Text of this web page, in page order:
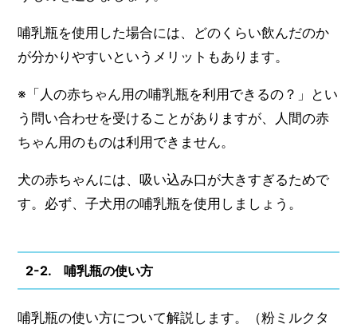
哺乳瓶を使用した場合には、どのくらい飲んだのか
が分かりやすいというメリットもあります。
※「人の赤ちゃん用の哺乳瓶を利用できるの？」とい
う問い合わせを受けることがありますが、人間の赤
ちゃん用のものは利用できません。
犬の赤ちゃんには、吸い込み口が大きすぎるためで
す。必ず、子犬用の哺乳瓶を使用しましょう。
2-2. 哺乳瓶の使い方
哺乳瓶の使い方について解説します。（粉ミルクタ